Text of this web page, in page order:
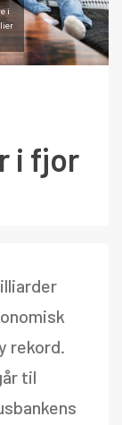
i
i fjor
rekord.
til